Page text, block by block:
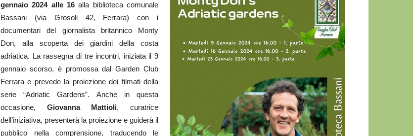
gennaio 2024 alle 16 alla biblioteca comunale
Bassani (via Grosoli 42, Ferrara) con i
documentari del giornalista britannico Monty
Don, alla scoperta dei giardini della costa
adriatica. La rassegna di tre incontri, iniziata il 9
gennaio scorso, è promossa dal Garden Club
Ferrara e prevede la proiezione dei filmati della
serie “Adriatic Gardens”. Anche in questa
occasione, Giovanna Mattioli, curatrice
dell’iniziativa, presenterà la proiezione e guiderà il
pubblico nella comprensione, traducendo le